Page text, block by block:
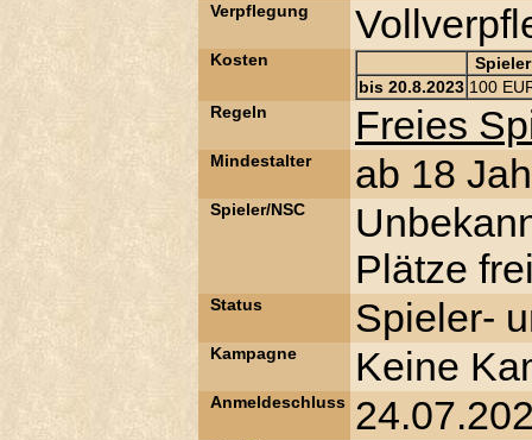
Verpflegung
Kosten
Spieler
bis 20.8.2023 100
Regeln
Freies
Mindestalter ab 18
Spieler/NSC
Plätze
Status Spieler-
Kampagne Keine
Anmeldeschluss